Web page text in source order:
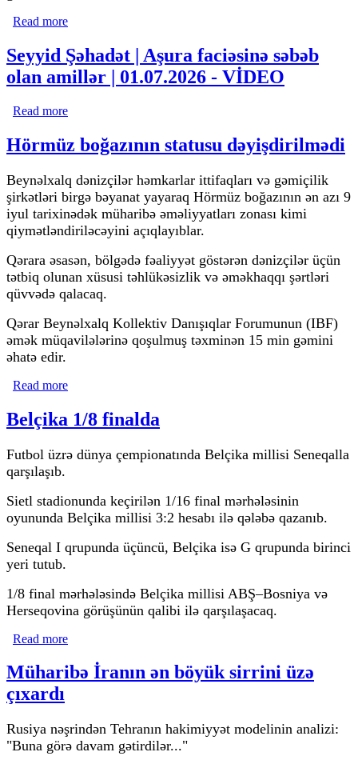
Read more
Seyyid Şəhadət | Aşura faciəsinə səbəb
olan amillər | 01.07.2026 - VİDEO
Read more
Hörmüz boğazının statusu dəyişdirilmədi
Beynəlxalq dənizçilər həmkarlar ittifaqları və gəmiçilik
şirkətləri birgə bəyanat yayaraq Hörmüz boğazının ən azı 9
iyul tarixinədək müharibə əməliyyatları zonası kimi
qiymətləndiriləcəyini açıqlayıblar.
Qərara əsasən, bölgədə fəaliyyət göstərən dənizçilər üçün
tətbiq olunan xüsusi təhlükəsizlik və əməkhaqqı şərtləri
qüvvədə qalacaq.
Qərar Beynəlxalq Kollektiv Danışıqlar Forumunun (IBF)
əmək müqavilələrinə qoşulmuş təxminən 15 min gəmini
əhatə edir.
Read more
Belçika 1/8 finalda
Futbol üzrə dünya çempionatında Belçika millisi Seneqalla
qarşılaşıb.
Sietl stadionunda keçirilən 1/16 final mərhələsinin
oyununda Belçika millisi 3:2 hesabı ilə qələbə qazanıb.
Seneqal I qrupunda üçüncü, Belçika isə G qrupunda birinci
yeri tutub.
1/8 final mərhələsində Belçika millisi ABŞ–Bosniya və
Herseqovina görüşünün qalibi ilə qarşılaşacaq.
Read more
Müharibə İranın ən böyük sirrini üzə
çıxardı
Rusiya nəşrindən Tehranın hakimiyyət modelinin analizi:
"Buna görə davam gətirdilər..."